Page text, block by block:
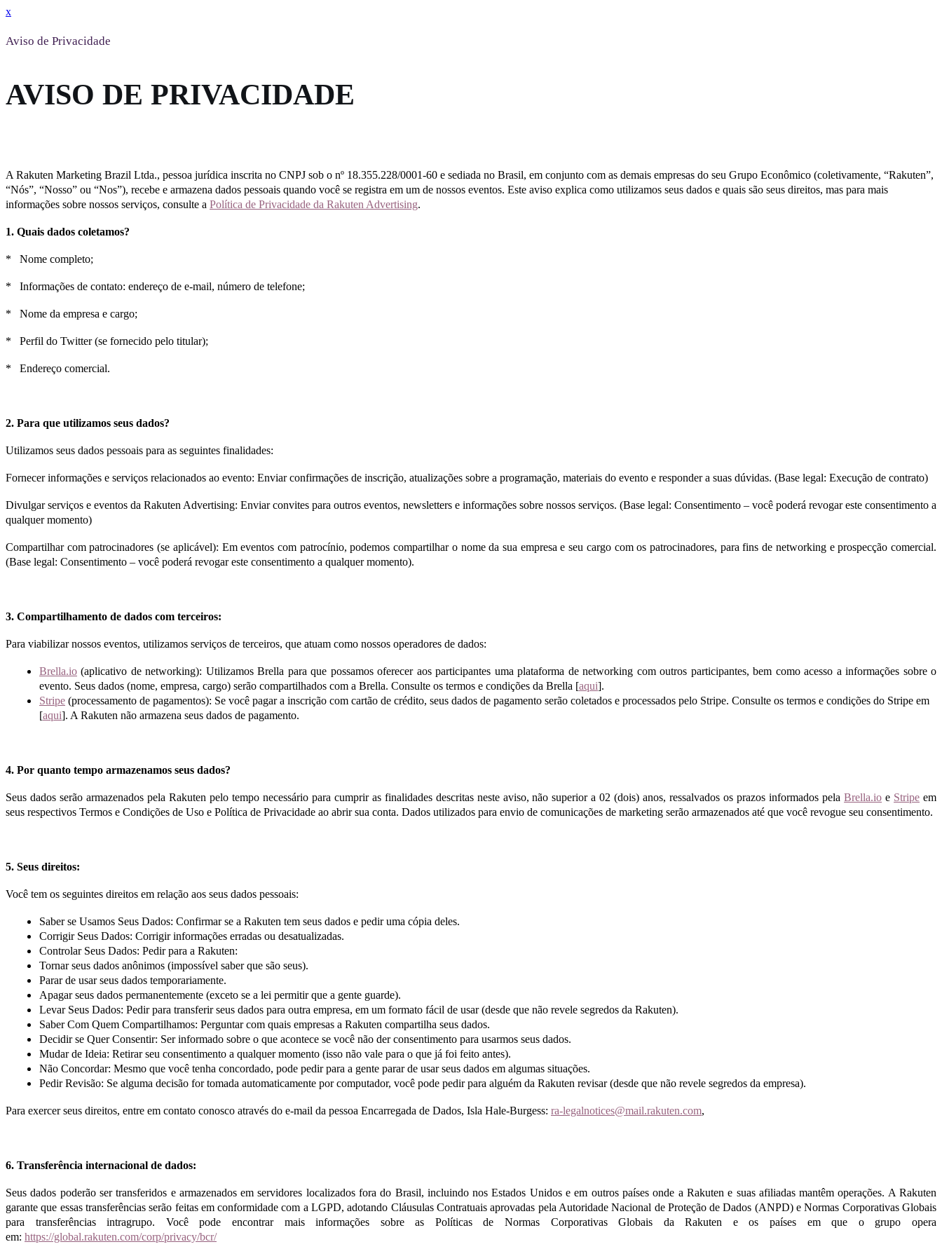
x
Aviso de Privacidade
AVISO DE PRIVACIDADE
A Rakuten Marketing Brazil Ltda., pessoa jurídica inscrita no CNPJ sob o nº 18.355.228/0001-60 e sediada no Brasil, em conjunto com as demais empresas do seu Grupo Econômico (coletivamente, “Rakuten”,
“Nós”, “Nosso” ou “Nos”), recebe e armazena dados pessoais quando você se registra em um de nossos eventos. Este aviso explica como utilizamos seus dados e quais são seus direitos, mas para mais
informações sobre nossos serviços, consulte a Política de Privacidade da Rakuten Advertising.
1. Quais dados coletamos?
* Nome completo;
* Informações de contato: endereço de e-mail, número de telefone;
* Nome da empresa e cargo;
* Perfil do Twitter (se fornecido pelo titular);
* Endereço comercial.
2. Para que utilizamos seus dados?
Utilizamos seus dados pessoais para as seguintes finalidades:
Fornecer informações e serviços relacionados ao evento: Enviar confirmações de inscrição, atualizações sobre a programação, materiais do evento e responder a suas dúvidas. (Base legal: Execução de contrato)
Divulgar serviços e eventos da Rakuten Advertising: Enviar convites para outros eventos, newsletters e informações sobre nossos serviços. (Base legal: Consentimento – você poderá revogar este consentimento a
qualquer momento)
Compartilhar com patrocinadores (se aplicável): Em eventos com patrocínio, podemos compartilhar o nome da sua empresa e seu cargo com os patrocinadores, para fins de networking e prospecção comercial.
(Base legal: Consentimento – você poderá revogar este consentimento a qualquer momento).
3. Compartilhamento de dados com terceiros:
Para viabilizar nossos eventos, utilizamos serviços de terceiros, que atuam como nossos operadores de dados:
Brella.io (aplicativo de networking): Utilizamos Brella para que possamos oferecer aos participantes uma plataforma de networking com outros participantes, bem como acesso a informações sobre o
evento. Seus dados (nome, empresa, cargo) serão compartilhados com a Brella. Consulte os termos e condições da Brella [aqui].
Stripe (processamento de pagamentos): Se você pagar a inscrição com cartão de crédito, seus dados de pagamento serão coletados e processados pelo Stripe. Consulte os termos e condições do Stripe em
[aqui]. A Rakuten não armazena seus dados de pagamento.
4. Por quanto tempo armazenamos seus dados?
Seus dados serão armazenados pela Rakuten pelo tempo necessário para cumprir as finalidades descritas neste aviso, não superior a 02 (dois) anos, ressalvados os prazos informados pelaBrella.io e Stripe em
seus respectivos Termos e Condições de Uso e Política de Privacidade ao abrir sua conta. Dados utilizados para envio de comunicações de marketing serão armazenados até que você revogue seu consentimento.
5. Seus direitos:
Você tem os seguintes direitos em relação aos seus dados pessoais:
Saber se Usamos Seus Dados: Confirmar se a Rakuten tem seus dados e pedir uma cópia deles.
Corrigir Seus Dados: Corrigir informações erradas ou desatualizadas.
Controlar Seus Dados: Pedir para a Rakuten:
Tornar seus dados anônimos (impossível saber que são seus).
Parar de usar seus dados temporariamente.
Apagar seus dados permanentemente (exceto se a lei permitir que a gente guarde).
Levar Seus Dados: Pedir para transferir seus dados para outra empresa, em um formato fácil de usar (desde que não revele segredos da Rakuten).
Saber Com Quem Compartilhamos: Perguntar com quais empresas a Rakuten compartilha seus dados.
Decidir se Quer Consentir: Ser informado sobre o que acontece se você não der consentimento para usarmos seus dados.
Mudar de Ideia: Retirar seu consentimento a qualquer momento (isso não vale para o que já foi feito antes).
Não Concordar: Mesmo que você tenha concordado, pode pedir para a gente parar de usar seus dados em algumas situações.
Pedir Revisão: Se alguma decisão for tomada automaticamente por computador, você pode pedir para alguém da Rakuten revisar (desde que não revele segredos da empresa).
Para exercer seus direitos, entre em contato conosco através do e-mail da pessoa Encarregada de Dados, Isla Hale-Burgess: ra-legalnotices@mail.rakuten.com,
6. Transferência internacional de dados:
Seus dados poderão ser transferidos e armazenados em servidores localizados fora do Brasil, incluindo nos Estados Unidos e em outros países onde a Rakuten e suas afiliadas mantêm operações. A Rakuten
garante que essas transferências serão feitas em conformidade com a LGPD, adotando Cláusulas Contratuais aprovadas pela Autoridade Nacional de Proteção de Dados (ANPD) e Normas Corporativas Globais
para transferências intragrupo. Você pode encontrar mais informações sobre as Políticas de Normas Corporativas Globais da Rakuten e os países em que o grupo opera
em: https://global.rakuten.com/corp/privacy/bcr/